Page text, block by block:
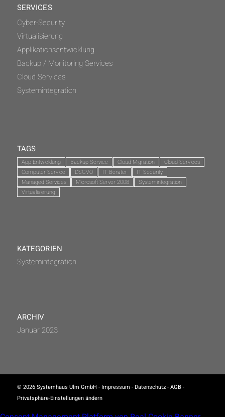
SERVICES
Cyber-Security
Virtualisierung
Applikationsentwicklung
Backup / Monitoring Services
Cloud Services
Systemintegration
TAGS
App Entwicklung Backup Service Cloud Migration
Cloud Services
Computer Service
DSGVO IT Berater
IT Security
Managed Services
Microsoft Server 2008
Systemintegration
Virtualisierung
KATEGORIEN
Systemintegration
ARCHIV
Januar 2023
© 2026 Systemhaus Ulm GmbH - Impressum -Datenschutz-AGB-
Privatsphäre-Einstellungen ändern